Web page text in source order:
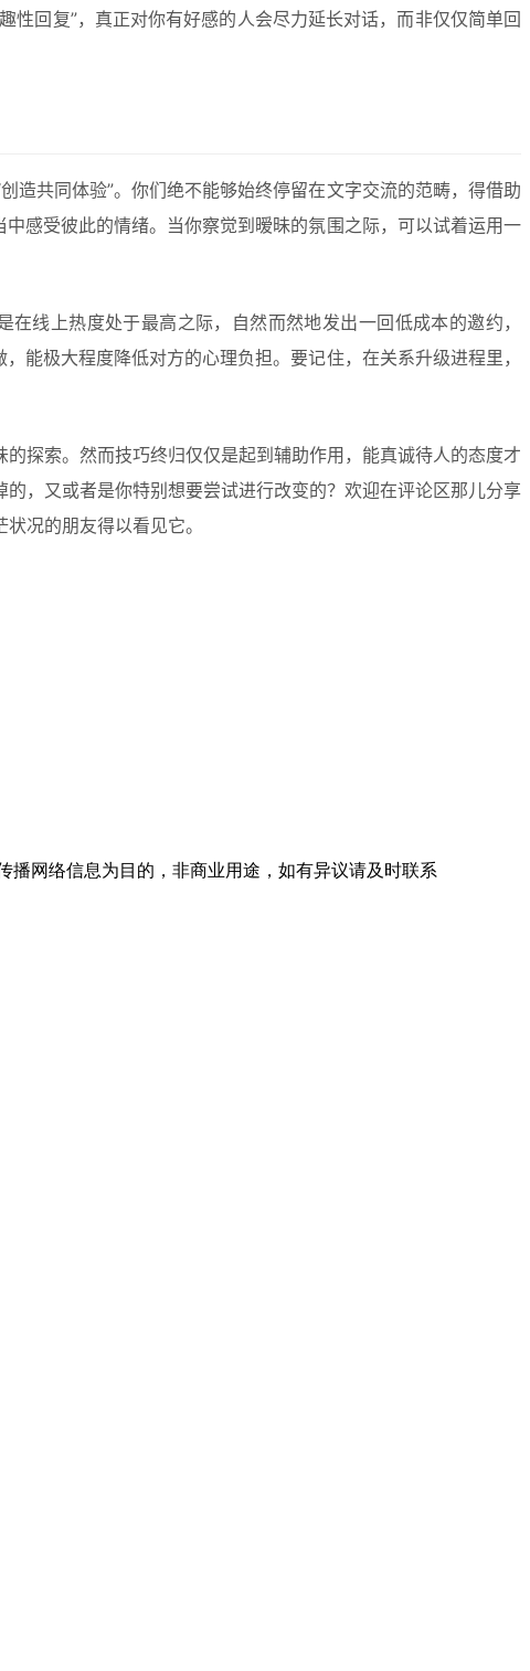
性回复”，真正对你有好感的人会尽力延长对话，而非仅仅简单回
造共同体验”。你们绝不能够始终停留在文字交流的范畴，得借助
感受彼此的情绪。当你察觉到暧昧的氛围之际，可以试着运用一
线上热度处于最高之际，自然而然地发出一回低成本的邀约，
能极大程度降低对方的心理负担。要记住，在关系升级进程里，
探索。然而技巧终归仅仅是起到辅助作用，能真诚待人的态度才
，又或者是你特别想要尝试进行改变的？欢迎在评论区那儿分享
况的朋友得以看见它。
播网络信息为目的，非商业用途，如有异议请及时联系